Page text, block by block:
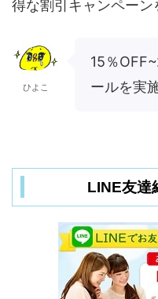
得な割引キャンペーン
ひよこ
15％
ールを実
LINE友達